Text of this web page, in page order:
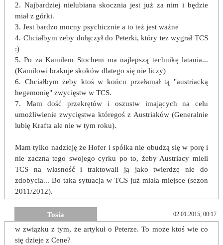
2. Najbardziej nielubiana skocznia jest już za nim i będzie
miał z górki.
3. Jest bardzo mocny psychicznie a to też jest ważne
4. Chciałbym żeby dołączył do Peterki, który też wygrał TCS
:)
5. Po za Kamilem Stochem ma najlepszą technikę latania...
(Kamilowi brakuje skoków dlatego się nie liczy)
6. Chciałbym żeby ktoś w końcu przełamał tą "austriacką
hegemonię" zwycięstw w TCS.
7. Mam dość przekrętów i oszustw imających na celu
umożliwienie zwycięstwa któregoś z Austriaków (Generalnie
lubię Krafta ale nie w tym roku).
Mam tylko nadzieję że Hofer i spółka nie obudzą się w porę i
nie zaczną tego swojego cyrku po to, żeby Austriacy mieli
TCS na własność i traktowali ją jako twierdzę nie do
zdobycia... Bo taka sytuacja w TCS już miała miejsce (sezon
2011/2012).
Tosia 02.01.2015, 00:17
w związku z tym, że artykuł o Peterze. To może ktoś wie co
się dzieje z Cene?